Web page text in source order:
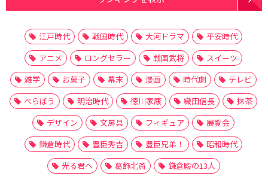
江戸時代 戦国時代 大河ドラマ
平安時代
アニメ
ロングセラー 戦国武将
スイーツ
雑学
お菓子 幕末 漫画 時代劇
テレビ
べらぼう
明治時代 徳川家康 織田信長
抹茶
デザイン
文房具 フィギュア
展覧会
鎌倉時代
豊臣秀吉 豊臣兄弟！
昭和時代
光る君へ
葛飾北斎 鎌倉殿の13人